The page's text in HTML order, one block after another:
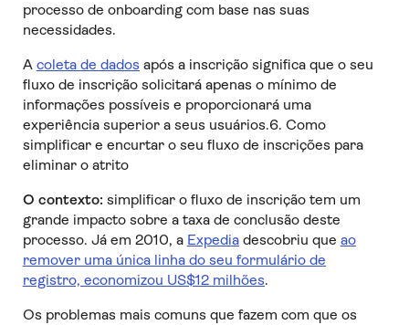
processo de onboarding com base nas suas
necessidades.
A coleta de dados após a inscrição significa que o seu
fluxo de inscrição solicitará apenas o mínimo de
informações possíveis e proporcionará uma
experiência superior a seus usuários.6. Como
simplificar e encurtar o seu fluxo de inscrições para
eliminar o atrito
O contexto: simplificar o fluxo de inscrição tem um
grande impacto sobre a taxa de conclusão deste
processo. Já em 2010, a Expediadescobriu que ao
remover uma única linha do seu formulário de
registro, economizou US$12 milhões.
Os problemas mais comuns que fazem com que os